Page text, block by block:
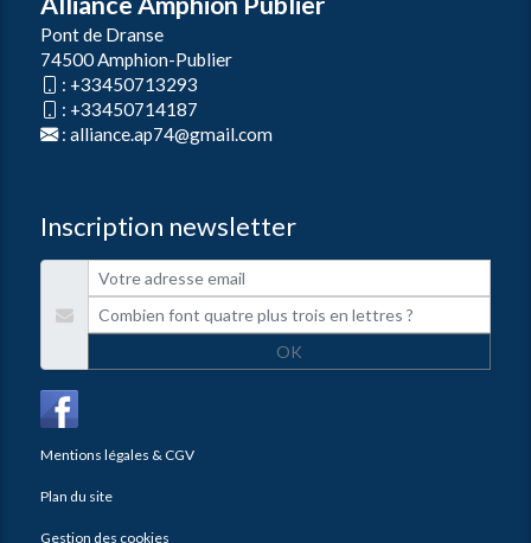
Pont de Dranse
74500 Amphion-Publier
: +33450713293
: +33450714187
: alliance.ap74@gmail.com
Inscription newsletter
OK
Mentions légales & CGV
Plan du site
Gestion des cookies